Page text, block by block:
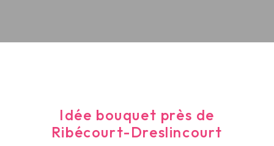
Idée bouquet près de
Ribécourt-Dreslincourt